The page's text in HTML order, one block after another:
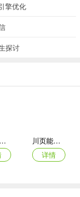
关的诸多问题。它具
业的配送体系，能快
华通汇达冷链物流基
家存储生鲜产品，还
擎优化
探讨
新能源充电桩查询(充电桩查询应用)
川页能源(电池管理应用)
详情